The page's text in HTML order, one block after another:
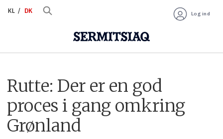
KL DK Log ind
Rutte: Der er en god
proces i gang omkring
Grønland